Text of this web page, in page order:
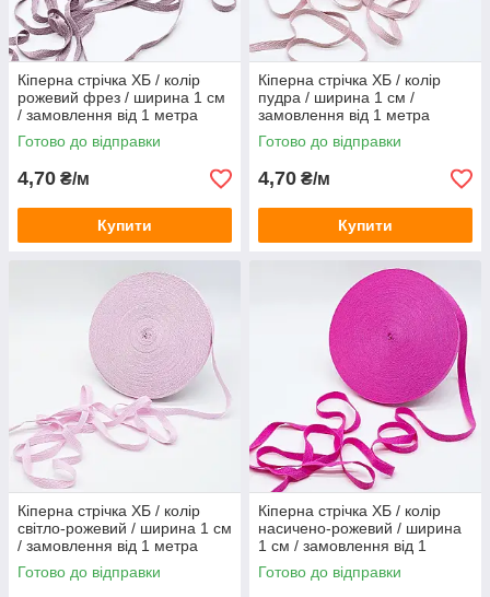
Кіперна стрічка ХБ / колір
рожевий фрез / ширина 1 см
/ замовлення від 1 метра
Готово до відправки
4,70 ₴/м
Купити
Кіперна стрічка ХБ / колір
пудра / ширина 1 см /
замовлення від 1 метра
Готово до відправки
4,70 ₴/м
Купити
Кіперна стрічка ХБ / колір
світло-рожевий / ширина 1 см
/ замовлення від 1 метра
Готово до відправки
Кіперна стрічка ХБ / колір
насичено-рожевий / ширина
1 см / замовлення від 1
метра
Готово до відправки